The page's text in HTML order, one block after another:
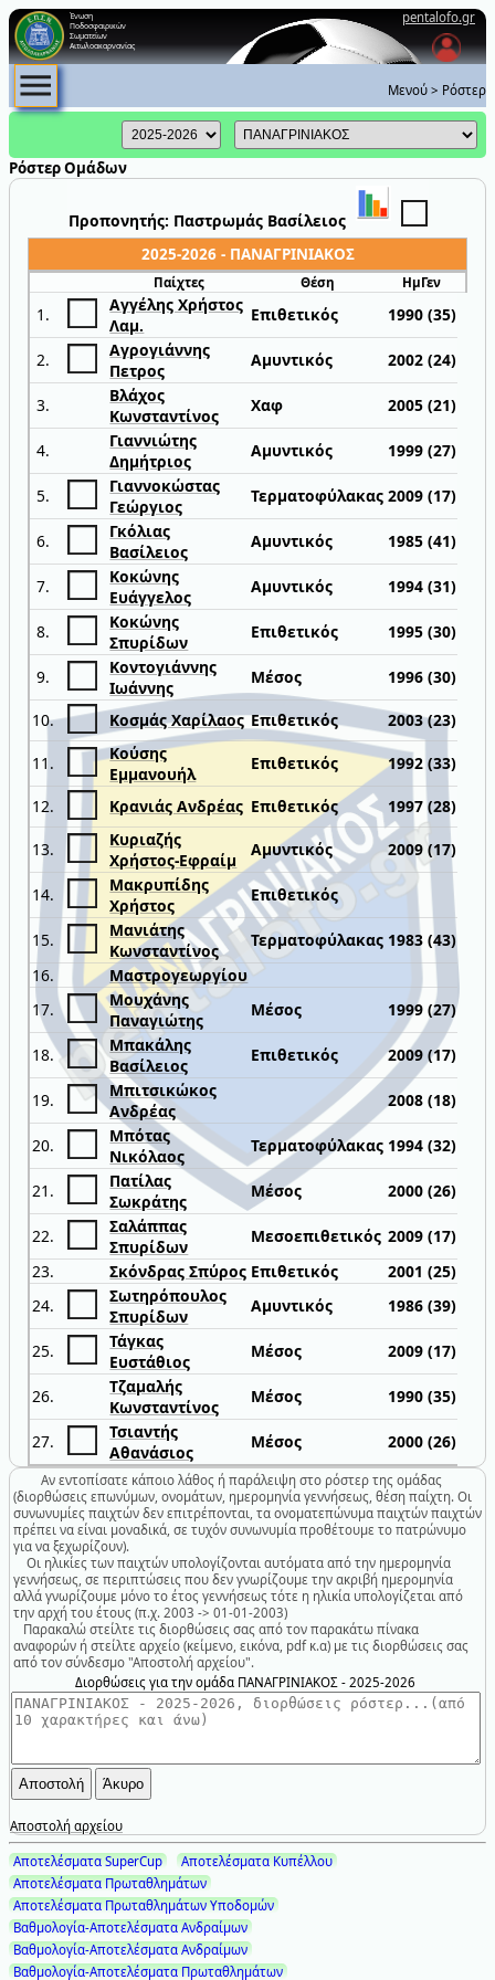
pentalofo.gr
Ένωση
Ποδοσφαιρικών
Σωματείων
Αιτωλοακαρνανίας
Μενού > Ρόστερ
Ρόστερ Ομάδων
Προπονητής: Παστρωμάς Βασίλειος
2025-2026 - ΠΑΝΑΓΡΙΝΙΑΚΟΣ
Παίχτες Θέση ΗμΓεν
1.
Αγγέλης Χρήστος
Λαμ.
Επιθετικός 1990 (35)
2.
Αγρογιάννης
Πετρος
Αμυντικός 2002 (24)
3.
Βλάχος
Κωνσταντίνος
Χαφ 2005 (21)
4.
Γιαννιώτης
Δημήτριος
Αμυντικός 1999 (27)
5.
Γιαννοκώστας
Γεώργιος
Τερματοφύλακας 2009 (17)
6.
Γκόλιας
Βασίλειος
Αμυντικός 1985 (41)
7.
Κοκώνης
Ευάγγελος
Αμυντικός 1994 (31)
8.
Κοκώνης
Σπυρίδων
Επιθετικός 1995 (30)
9.
Κοντογιάννης
Ιωάννης
Μέσος 1996 (30)
10. Κοσμάς Χαρίλαος Επιθετικός 2003 (23)
11.
Κούσης
Εμμανουήλ
Επιθετικός 1992 (33)
12. Κρανιάς Ανδρέας Επιθετικός 1997 (28)
13.
Κυριαζής
Χρήστος-Εφραίμ
Αμυντικός 2009 (17)
14.
Μακρυπίδης
Χρήστος
Επιθετικός
15.
Μανιάτης
Κωνσταντίνος
Τερματοφύλακας 1983 (43)
16.
Μαστρογεωργίου
17.
Μουχάνης
Παναγιώτης
Μέσος 1999 (27)
18.
Μπακάλης
Βασίλειος
Επιθετικός 2009 (17)
19.
Μπιτσικώκος
Ανδρέας
2008 (18)
20.
Μπότας
Νικόλαος
Τερματοφύλακας 1994 (32)
21.
Πατίλας
Σωκράτης
Μέσος 2000 (26)
22.
Σαλάππας
Σπυρίδων
Μεσοεπιθετικός 2009 (17)
23.
Σκόνδρας Σπύρος Επιθετικός
2001 (25)
24.
Σωτηρόπουλος
Σπυρίδων
Αμυντικός 1986 (39)
25.
Τάγκας
Ευστάθιος
Μέσος 2009 (17)
26.
Τζαμαλής
Κωνσταντίνος
Μέσος 1990 (35)
27.
Τσιαντής
Αθανάσιος
Μέσος 2000 (26)
Αν εντοπίσατε κάποιο λάθος ή παράλειψη στο ρόστερ της ομάδας
(διορθώσεις επωνύμων, ονομάτων, ημερομηνία γεννήσεως, θέση παίχτη. Οι
συνωνυμίες παιχτών δεν επιτρέπονται, τα ονοματεπώνυμα παιχτών παιχτών
πρέπει να είναι μοναδικά, σε τυχόν συνωνυμία προθέτουμε το πατρώνυμο
για να ξεχωρίζουν).
Οι ηλικίες των παιχτών υπολογίζονται αυτόματα από την ημερομηνία
γεννήσεως, σε περιπτώσεις που δεν γνωρίζουμε την ακριβή ημερομηνία
αλλά γνωρίζουμε μόνο το έτος γεννήσεως τότε η ηλικία υπολογίζεται από
την αρχή του έτους (π.χ. 2003 -> 01-01-2003)
Παρακαλώ στείλτε τις διορθώσεις σας από τον παρακάτω πίνακα
αναφορών ή στείλτε αρχείο (κείμενο, εικόνα, pdf κ.α) με τις διορθώσεις σας
από τον σύνδεσμο "Αποστολή αρχείου".
Διορθώσεις για την ομάδα ΠΑΝΑΓΡΙΝΙΑΚΟΣ - 2025-2026
Αποστολή αρχείου
Αποτελέσματα SuperCup
Αποτελέσματα Κυπέλλου
Αποτελέσματα Πρωταθλημάτων
Αποτελέσματα Πρωταθλημάτων Υποδομών
Βαθμολογία-Αποτελέσματα Ανδραίμων
Βαθμολογία-Αποτελέσματα Ανδραίμων
Βαθμολογία-Αποτελέσματα Πρωταθλημάτων